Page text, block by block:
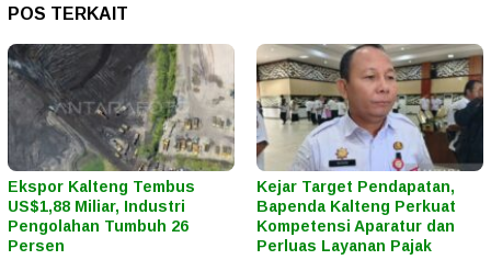
POS TERKAIT
Ekspor Kalteng Tembus
US$1,88 Miliar, Industri
Pengolahan Tumbuh 26
Persen
Kejar Target Pendapatan,
Bapenda Kalteng Perkuat
Kompetensi Aparatur dan
Perluas Layanan Pajak